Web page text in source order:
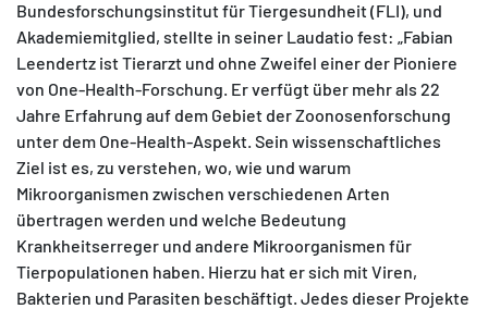
Bundesforschungsinstitut für Tiergesundheit (FLI), und
Akademiemitglied, stellte in seiner Laudatio fest: „Fabian
Leendertz ist Tierarzt und ohne Zweifel einer der Pioniere
von One-Health-Forschung. Er verfügt über mehr als 22
Jahre Erfahrung auf dem Gebiet der Zoonosenforschung
unter dem One-Health-Aspekt. Sein wissenschaftliches
Ziel ist es, zu verstehen, wo, wie und warum
Mikroorganismen zwischen verschiedenen Arten
übertragen werden und welche Bedeutung
Krankheitserreger und andere Mikroorganismen für
Tierpopulationen haben. Hierzu hat er sich mit Viren,
Bakterien und Parasiten beschäftigt. Jedes dieser Projekte